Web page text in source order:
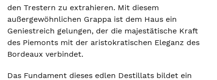
den Trestern zu extrahieren. Mit diesem
außergewöhnlichen Grappa ist dem Haus ein
Geniestreich gelungen, der die majestätische Kraft
des Piemonts mit der aristokratischen Eleganz des
Bordeaux verbindet.
Das Fundament dieses edlen Destillats bildet ein